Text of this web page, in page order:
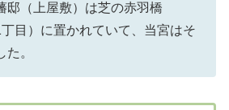
邸（上屋敷）は芝の赤羽橋
丁目）に置かれていて、当宮はそ
。